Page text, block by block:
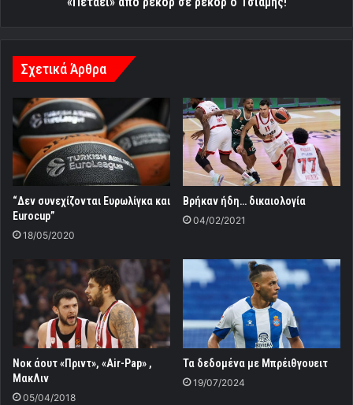
Σχετικά Άρθρα
“Δεν συνεχίζονται Ευρωλίγκα και
Eurocup”
18/05/2020
Βρήκαν ήδη… δικαιολογία
04/02/2021
Νοκ άουτ «Πριντ», «Air-Pap» ,
ΜακΛιν
05/04/2018
Τα δεδομένα με Μπρέιθγουειτ
19/07/2024